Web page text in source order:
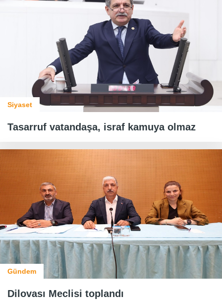
Siyaset
Tasarruf vatandaşa, israf kamuya olmaz
Gündem
Dilovası Meclisi toplandı